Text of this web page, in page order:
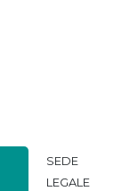
SEDE
LEGALE